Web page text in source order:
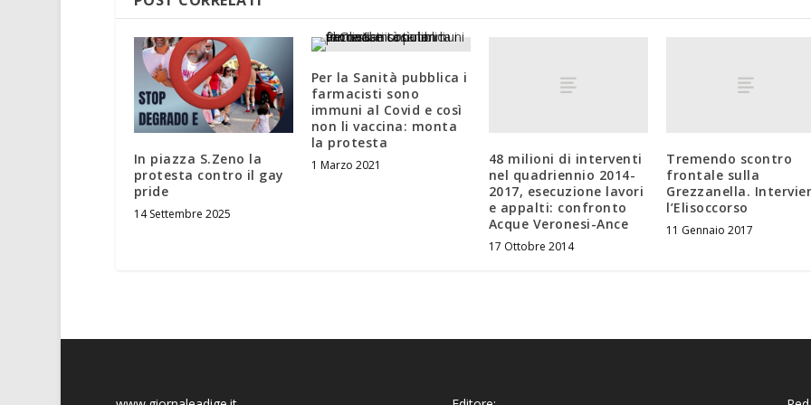
In piazza S.Zeno la
protesta contro il gay
pride
14 Settembre 2025
Per la Sanità pubblica i
farmacisti sono
immuni al Covid e così
non li vaccina: monta
la protesta
1 Marzo 2021
48 milioni di interventi
nel quadriennio 2014-
2017, esecuzione lavori
e appalti: confronto
Acque Veronesi-Ance
17 Ottobre 2014
Tremendo scontro
frontale sulla
Grezzanella.
l’Elisoccorso
11 Gennaio 2017